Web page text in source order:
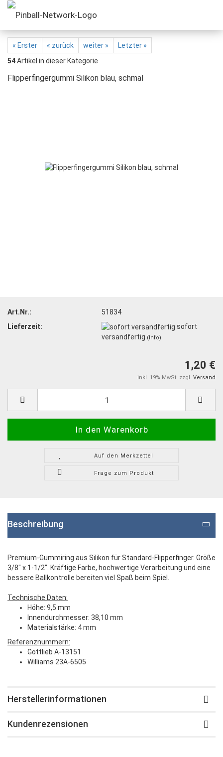
« Erster « zurück weiter »
Letzter »
54Artikel in dieser Kategorie
Flipperfingergummi Silikon blau, schmal
Art.Nr.:
51834
Lieferzeit:
sofort
versandfertig (Info)
1,20 €
inkl. 19% MwSt. zzgl. Versand
Auf den Merkzettel
Frage zum Produkt
Beschreibung
Premium-Gummiring aus Silikon für Standard-Flipperfinger. Größe
3/8" x 1-1/2". Kräftige Farbe, hochwertige Verarbeitung und eine
bessere Ballkontrolle bereiten viel Spaß beim Spiel.
Technische Daten:
Höhe: 9,5 mm
Innendurchmesser: 38,10 mm
Materialstärke: 4 mm
Referenznummern:
Gottlieb A-13151
Williams 23A-6505
Herstellerinformationen
Kundenrezensionen